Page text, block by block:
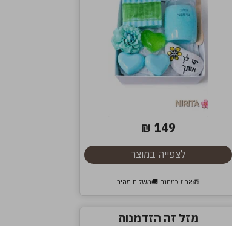
149
₪
לצפייה במוצר
🎁ארוז כמתנה 🚚משלוח מהיר
מזל זה הזדמנות